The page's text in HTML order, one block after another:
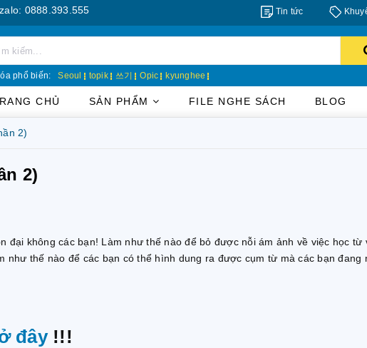
0888.393.555 Tin tức
phổ biến: Seoul topik 쓰기 Opic kyunghee
CHỦ SẢN PHẨM FILE NGHE SÁCH BLOG
2)
2)
đại không các bạn! Làm như thế nào để bỏ được nỗi ám ảnh về việc học từ
như thế nào để các bạn có thể hình dung ra được cụm từ mà các bạn đang
đây!!!